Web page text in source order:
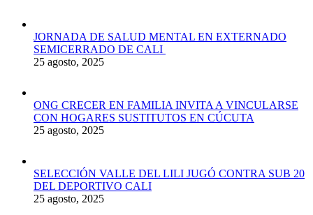
JORNADA DE SALUD MENTAL EN EXTERNADO
SEMICERRADO DE CALI
25 agosto, 2025
ONG CRECER EN FAMILIA INVITA A VINCULARSE
CON HOGARES SUSTITUTOS EN CÚCUTA
25 agosto, 2025
SELECCIÓN VALLE DEL LILI JUGÓ CONTRA SUB 20
DEL DEPORTIVO CALI
25 agosto, 2025